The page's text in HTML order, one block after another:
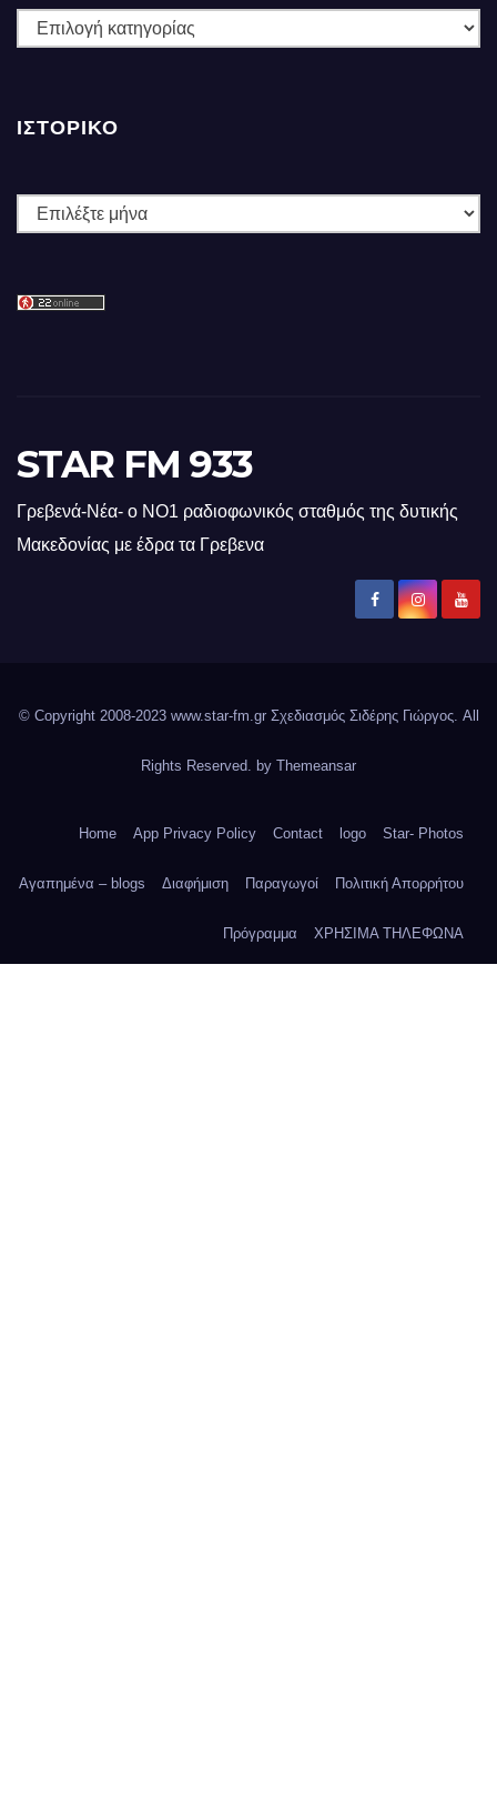
ΚΑΤΗΓΟΡΙΕΣ
ΙΣΤΟΡΙΚΌ
Ιστορικό
STAR FM 933
Γρεβενά-Νέα- ο ΝΟ1 ραδιοφωνικός σταθμός της δυτικής
Μακεδονίας με έδρα τα Γρεβενα
© Copyright 2008-2023 www.star-fm.gr Σχεδιασμός Σιδέρης Γιώργος. All
Rights Reserved. by Themeansar
Home App Privacy Policy Contact logo Star- Photos
Αγαπημένα – blogs Διαφήμιση Παραγωγοί Πολιτική Απορρήτου
Πρόγραμμα ΧΡΗΣΙΜΑ ΤΗΛΕΦΩΝΑ